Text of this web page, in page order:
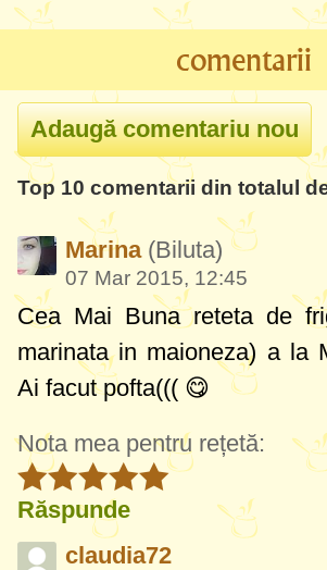
comentarii
Top 10 comentarii din totalul
Marina (Biluta)
07 Mar 2015, 12:45
Cea Mai Buna reteta de
marinata in maioneza) a la
Ai facut pofta((( 😋
Nota mea pentru rețetă:
Răspunde
claudia72